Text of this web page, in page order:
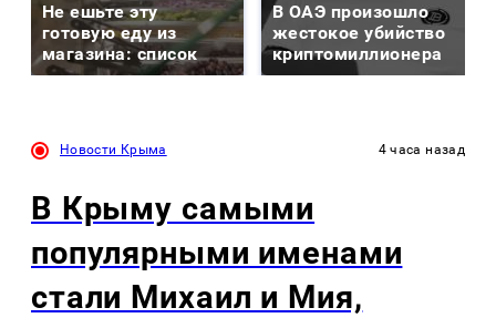
Не ешьте эту
готовую еду из
магазина: список
В ОАЭ произошло
жестокое убийство
криптомиллионера
Новости Крыма 4 часа назад
В Крыму самыми
популярными именами
стали Михаил и Мия,